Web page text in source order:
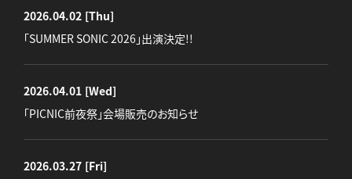
2026.04.02 [Thu]
「SUMMER SONIC 2026」出演決定!!
2026.04.01 [Wed]
「PICNIC前夜祭」会場販売のお知らせ
2026.03.27 [Fri]